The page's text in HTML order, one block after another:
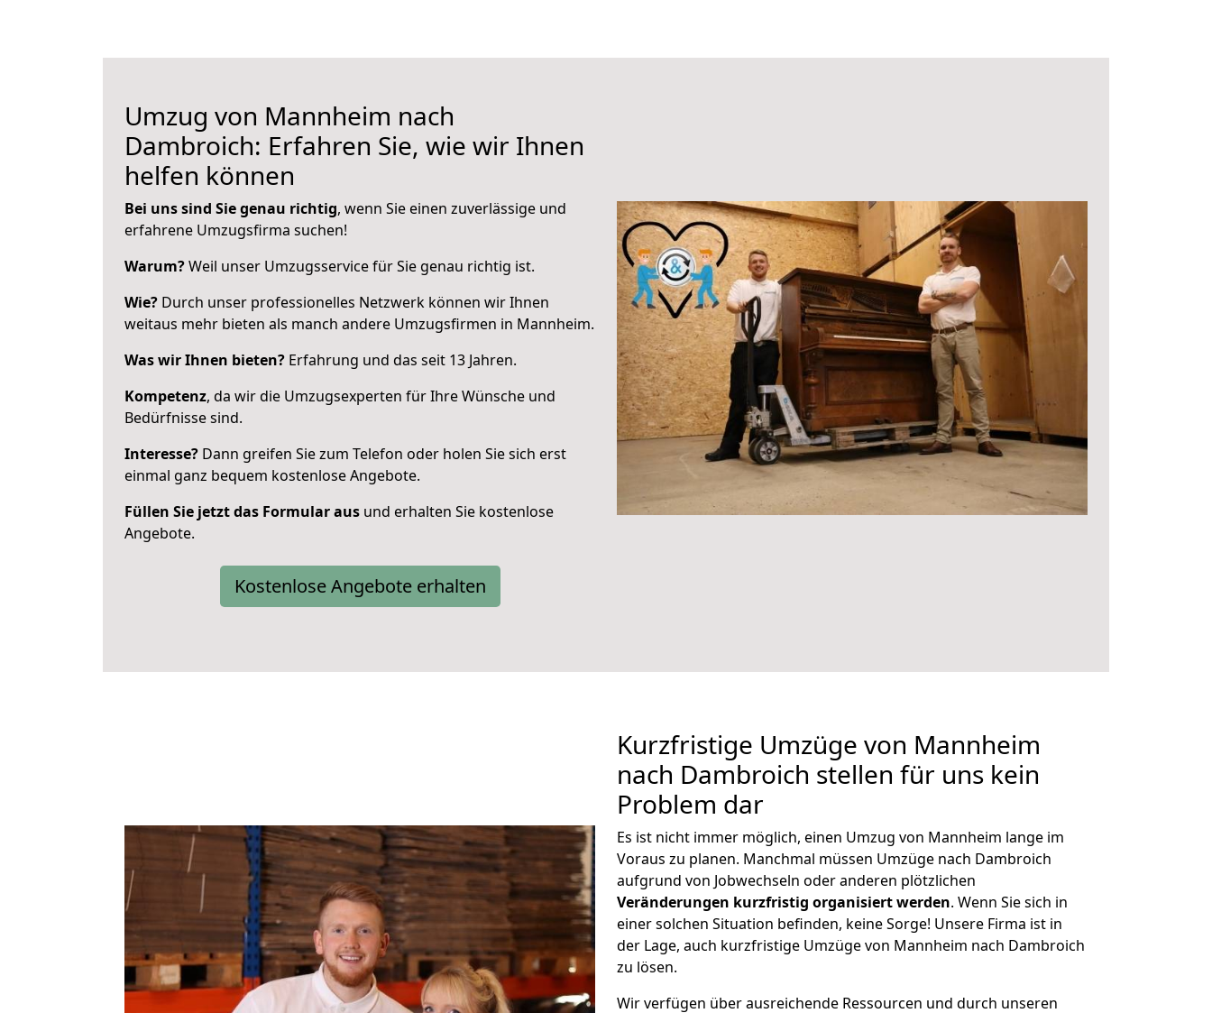
Umzug von Mannheim nach
Dambroich: Erfahren Sie, wie wir Ihnen
helfen können
Bei uns sind Sie genau richtig, wenn Sie einen zuverlässige und
erfahrene Umzugsfirma suchen!
Warum?Weil unser Umzugsservice für Sie genau richtig ist.
Wie? Durch unser professionelles Netzwerk können wir Ihnen
weitaus mehr bieten als manch andere Umzugsfirmen in Mannheim.
Was wir Ihnen bieten? Erfahrung und das seit 13 Jahren.
Kompetenz, da wir die Umzugsexperten für Ihre Wünsche und
Bedürfnisse sind.
Interesse? Dann greifen Sie zum Telefon oder holen Sie sich erst
einmal ganz bequem kostenlose Angebote.
Füllen Sie jetzt das Formular aus und erhalten Sie kostenlose
Angebote.
Kostenlose Angebote erhalten
Kurzfristige Umzüge von Mannheim
nach Dambroich stellen für uns kein
Problem dar
Es ist nicht immer möglich, einen Umzug von Mannheim lange im
Voraus zu planen. Manchmal müssen Umzüge nach Dambroich
aufgrund von Jobwechseln oder anderen plötzlichen
Veränderungen kurzfristig organisiert werden. Wenn Sie sich in
einer solchen Situation befinden, keine Sorge! Unsere Firma ist in
der Lage, auch kurzfristige Umzüge von Mannheim nach Dambroich
zu lösen.
Wir verfügen über ausreichende Ressourcen und durch unseren